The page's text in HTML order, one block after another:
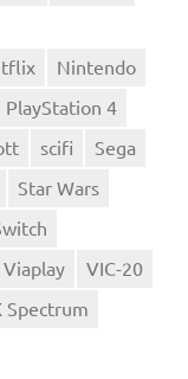
Nintendo
PlayStation 4
scifi
Sega
Star Wars
Viaplay
VIC-20
Spectrum